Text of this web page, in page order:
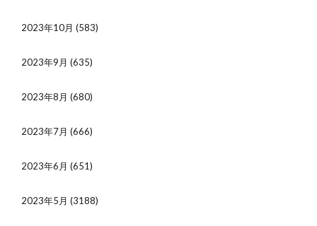
2023年10月 (583)
2023年9月 (635)
2023年8月 (680)
2023年7月 (666)
2023年6月 (651)
2023年5月 (3188)